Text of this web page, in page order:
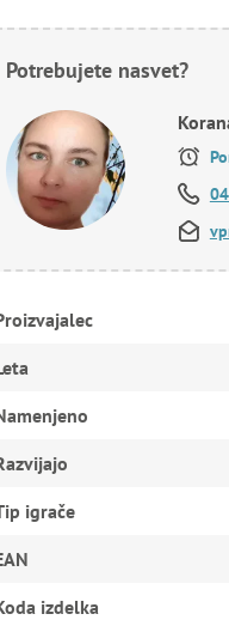
Potrebujete nasvet?
igrače
izdelka